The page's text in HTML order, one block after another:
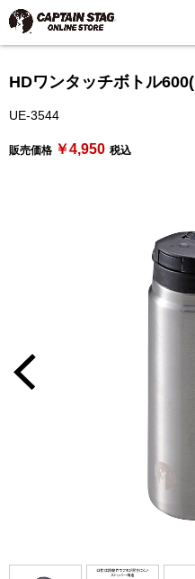
HDワンタッチボトル
UE-3544
販売価格 ￥4,950 税込